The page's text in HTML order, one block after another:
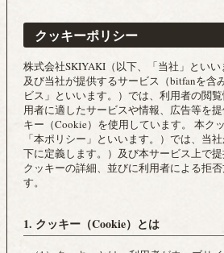
クッキーポリシー
株式会社SKIYAKI（以下、「当社」とい
及び当社が提供するサービス（bitfanを含
ビス」といいます。）では、利用者の閲
用者に適したサービスや情報、広告等を
キー（Cookie）を使用しています。 本ク
「本ポリシー」といいます。）では、当
下に定義します。）及び本サービス上で
クッキーの詳細、並びに利用者による拒
す。
1. クッキー（Cookie）とは